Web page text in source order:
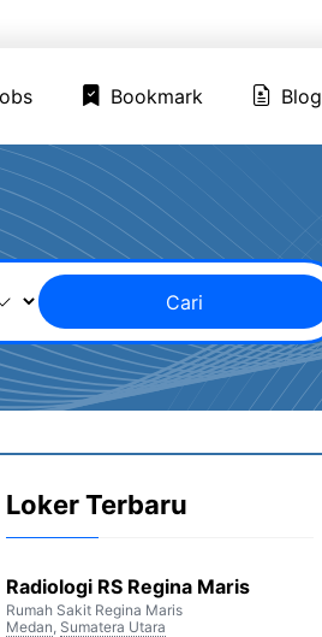
Bookmark Blog
Cari
Loker Terbaru
Radiologi RS Regina Maris
Rumah Sakit Regina Maris
Medan, Sumatera Utara